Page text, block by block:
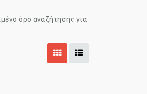
όρο αναζήτησης για